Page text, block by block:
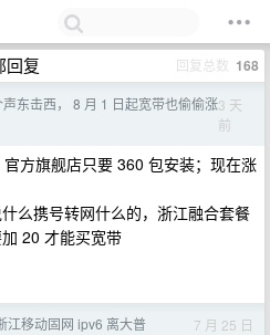
回复 回复总数 168
东击西， 8 月 1 日起宽带也偷偷涨3 天
前
方旗舰店只要 360 包安装；现在涨
么携号转网什么的，浙江融合套餐
20 才能买宽带
江移动固网 ipv6 离大普 7 月 25 日